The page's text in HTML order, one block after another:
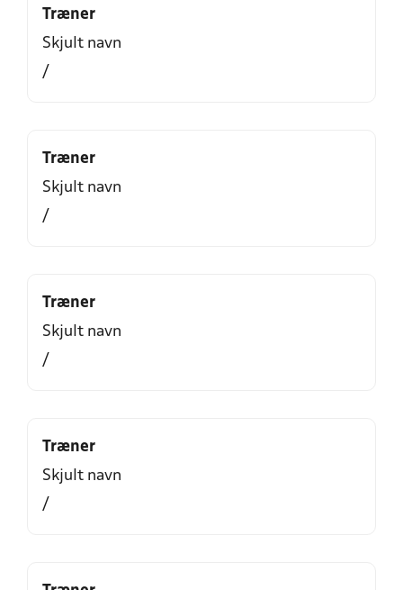
Træner
Skjult navn
/
Træner
Skjult navn
/
Træner
Skjult navn
/
Træner
Skjult navn
/